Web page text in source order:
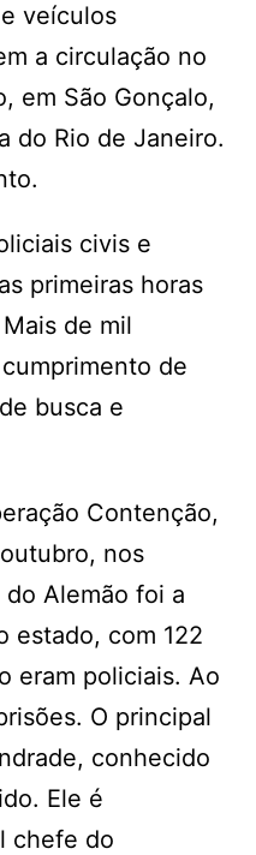
veículos
a circulação no
em São Gonçalo,
do Rio de Janeiro.
civis e
primeiras horas
de mil
de
busca e
Contenção,
nos
Alemão foi a
estado, com 122
eram policiais. Ao
O principal
conhecido
Ele é
chefe do